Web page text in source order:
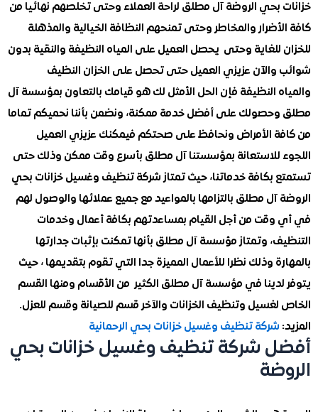
بحي الروضة آل مطلق لراحة العملاء وحتى تخلصهم نهائيا من
والمخاطر وحتى تمنحهم النظافة الخيالية والمذهلة
للغاية وحتى يحصل العميل على المياه النظيفة والنقية بدون
عزيزي العميل حتى تحصل على الخزان النظيف
النظيفة فإن الحل الأمثل لك هو قيامك بالتعاون بمؤسسة آل
على أفضل خدمة ممكنة، ونضمن بأننا نحميكم تماما
الأمراض ونحافظ على صحتكم فيمكنك عزيزي العميل
للاستعانة بمؤسستنا آل مطلق بأسرع وقت ممكن وذلك حتى
بكافة خدماتنا، حيث تمتاز شركة تنظيف وغسيل خزانات بحي
آل مطلق بالتزامها بالمواعيد مع جميع عملائها والوصول لهم
من أجل القيام بمساعدتهم بكافة أعمال وخدمات
وتمتاز مؤسسة آل مطلق بأنها تمكنت بإثبات جدارتها
وذلك نظرا للأعمال المميزة جدا التي تقوم بتقديمها ، حيث
في مؤسسة آل مطلق الكثير من الأقسام ومنها القسم
وتنظيف الخزانات والآخر قسم للصيانة وقسم للعزل.
شركة تنظيف وغسيل خزانات بحي الرحمانية
شركة تنظيف وغسيل خزانات بحي